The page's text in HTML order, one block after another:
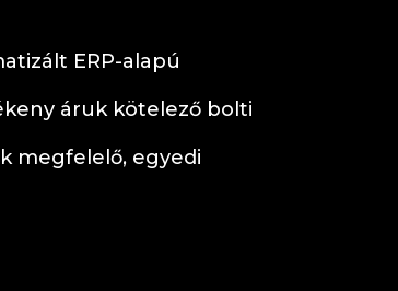
ERP-alapú
áruk kötelező bolti
megfelelő, egyedi